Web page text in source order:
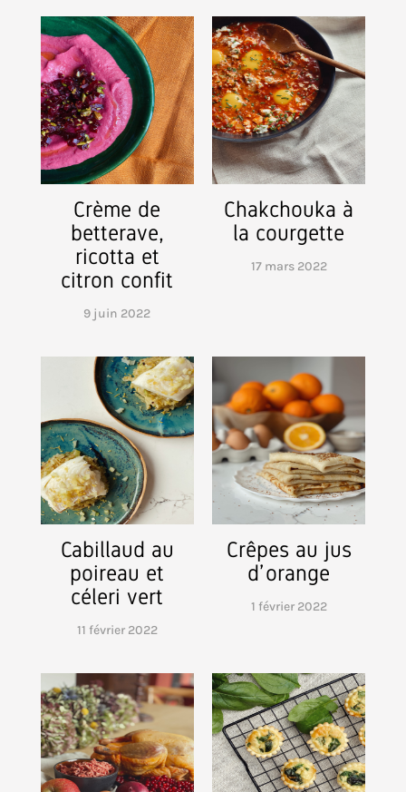
Crème de
betterave,
ricotta et
citron confit
9 juin 2022
Chakchouka à
la courgette
17 mars 2022
Cabillaud au
poireau et
céleri vert
11 février 2022
Crêpes au jus
d’ orange
1 février 2022